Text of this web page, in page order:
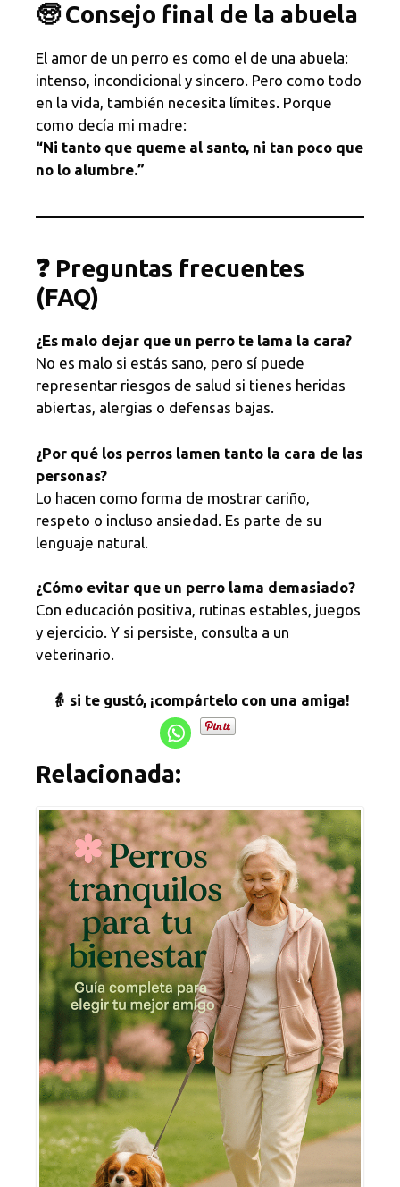
🧓 Consejo final de la abuela
El amor de un perro es como el de una abuela:
intenso, incondicional y sincero. Pero como todo
en la vida, también necesita límites. Porque
como decía mi madre:
“Ni tanto que queme al santo, ni tan poco que
no lo alumbre.”
❓ Preguntas frecuentes
(FAQ)
¿Es malo dejar que un perro te lama la cara?
No es malo si estás sano, pero sí puede
representar riesgos de salud si tienes heridas
abiertas, alergias o defensas bajas.
¿Por qué los perros lamen tanto la cara de las
personas?
Lo hacen como forma de mostrar cariño,
respeto o incluso ansiedad. Es parte de su
lenguaje natural.
¿Cómo evitar que un perro lama demasiado?
Con educación positiva, rutinas estables, juegos
y ejercicio. Y si persiste, consulta a un
veterinario.
👵 si te gustó, ¡compártelo con una amiga!
Relacionada: